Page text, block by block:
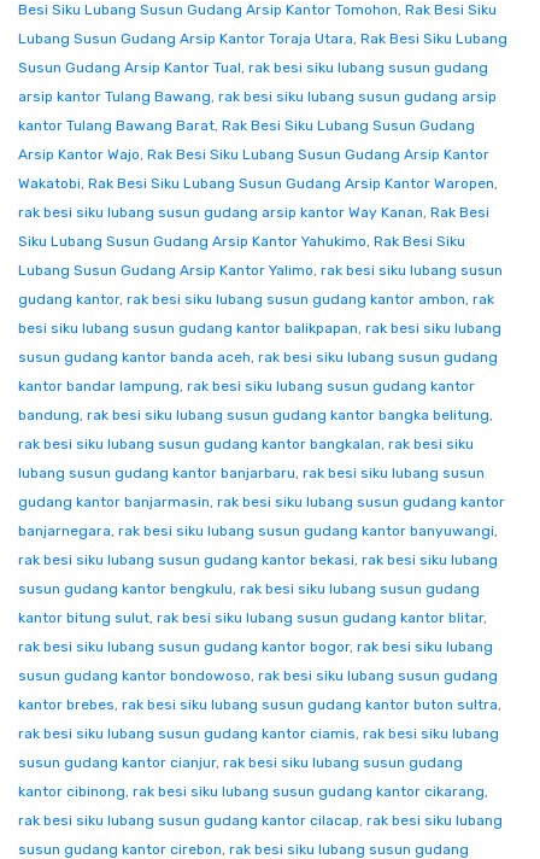
Besi Siku Lubang Susun Gudang Arsip Kantor Tomohon, Rak Besi Siku
Lubang Susun Gudang Arsip Kantor Toraja Utara, Rak Besi Siku Lubang
Susun Gudang Arsip Kantor Tual, rak besi siku lubang susun gudang
arsip kantor Tulang Bawang, rak besi siku lubang susun gudang arsip
kantor Tulang Bawang Barat, Rak Besi Siku Lubang Susun Gudang
Arsip Kantor Wajo, Rak Besi Siku Lubang Susun Gudang Arsip Kantor
Wakatobi, Rak Besi Siku Lubang Susun Gudang Arsip Kantor Waropen,
rak besi siku lubang susun gudang arsip kantor Way Kanan, Rak Besi
Siku Lubang Susun Gudang Arsip Kantor Yahukimo, Rak Besi Siku
Lubang Susun Gudang Arsip Kantor Yalimo, rak besi siku lubang susun
gudang kantor, rak besi siku lubang susun gudang kantor ambon, rak
besi siku lubang susun gudang kantor balikpapan, rak besi siku lubang
susun gudang kantor banda aceh, rak besi siku lubang susun gudang
kantor bandar lampung, rak besi siku lubang susun gudang kantor
bandung, rak besi siku lubang susun gudang kantor bangka belitung,
rak besi siku lubang susun gudang kantor bangkalan, rak besi siku
lubang susun gudang kantor banjarbaru, rak besi siku lubang susun
gudang kantor banjarmasin, rak besi siku lubang susun gudang kantor
banjarnegara, rak besi siku lubang susun gudang kantor banyuwangi,
rak besi siku lubang susun gudang kantor bekasi, rak besi siku lubang
susun gudang kantor bengkulu, rak besi siku lubang susun gudang
kantor bitung sulut, rak besi siku lubang susun gudang kantor blitar,
rak besi siku lubang susun gudang kantor bogor, rak besi siku lubang
susun gudang kantor bondowoso, rak besi siku lubang susun gudang
kantor brebes, rak besi siku lubang susun gudang kantor buton sultra,
rak besi siku lubang susun gudang kantor ciamis, rak besi siku lubang
susun gudang kantor cianjur, rak besi siku lubang susun gudang
kantor cibinong, rak besi siku lubang susun gudang kantor cikarang,
rak besi siku lubang susun gudang kantor cilacap, rak besi siku lubang
susun gudang kantor cirebon, rak besi siku lubang susun gudang